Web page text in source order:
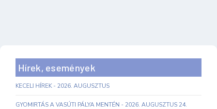
Hírek, események
KECELI HÍREK - 2026. AUGUSZTUS
GYOMIRTÁS A VASÚTI PÁLYA MENTÉN - 2026. AUGUSZTUS 24.